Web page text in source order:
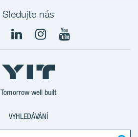
Sledujte nás
Tomorrow well built
VYHLEDÁVÁNÍ